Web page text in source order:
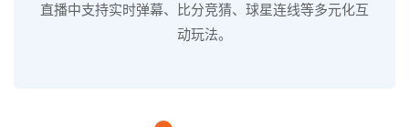
直播中支持实时弹幕、比分竞猜、球星连线等多元化互
动玩法。